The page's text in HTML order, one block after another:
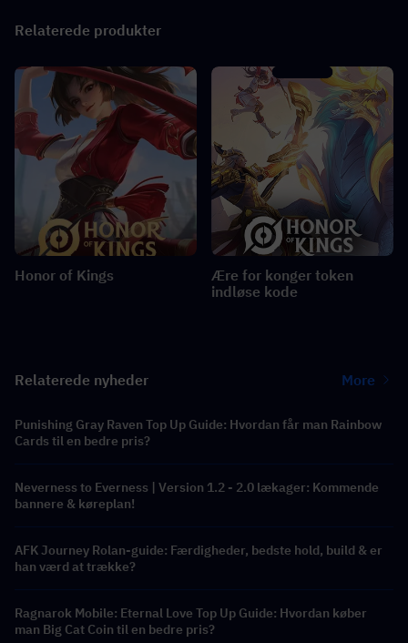
Relaterede produkter
Honor of Kings
Ære for konger token
indløse kode
Relaterede nyheder More
Punishing Gray Raven Top Up Guide: Hvordan får man Rainbow
Cards til en bedre pris?
Neverness to Everness | Version 1.2 - 2.0 lækager: Kommende
bannere & køreplan!
AFK Journey Rolan-guide: Færdigheder, bedste hold, build & er
han værd at trække?
Ragnarok Mobile: Eternal Love Top Up Guide: Hvordan køber
man Big Cat Coin til en bedre pris?